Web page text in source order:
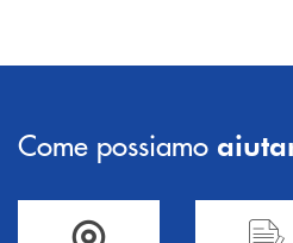
Come possiamo
Accedi all' elenco completo delle filiali
Hai